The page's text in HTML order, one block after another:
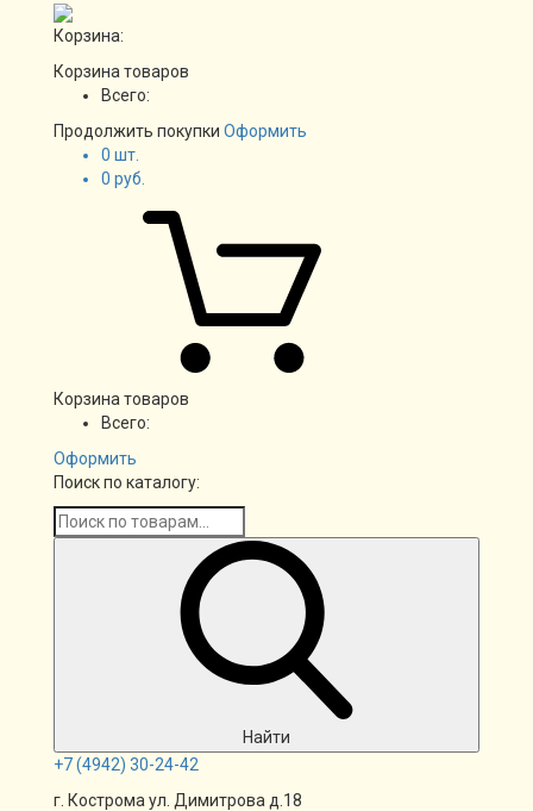
Корзина:
Корзина товаров
Всего:
Продолжить покупки Оформить
0 шт.
0 руб.
Корзина товаров
Всего:
Оформить
Поиск по каталогу:
Найти
+7(4942) 30-24-42
г. Кострома ул. Димитрова д.18